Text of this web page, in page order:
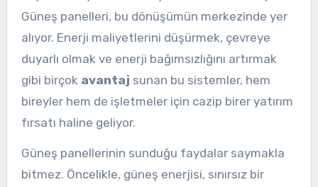
Güneş panelleri, bu dönüşümün merkezinde yer
alıyor. Enerji maliyetlerini düşürmek, çevreye
duyarlı olmak ve enerji bağımsızlığını artırmak
gibi birçok avantaj sunan bu sistemler, hem
bireyler hem de işletmeler için cazip birer yatırım
fırsatı haline geliyor.
Güneş panellerinin sunduğu faydalar saymakla
bitmez. Öncelikle, güneş enerjisi, sınırsız bir